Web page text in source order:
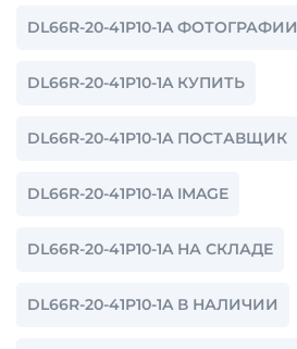
DL66R-20-41P10-1A ФОТОГРАФИИ
DL66R-20-41P10-1A КУПИТЬ
DL66R-20-41P10-1A ПОСТАВЩИК
DL66R-20-41P10-1A IMAGE
DL66R-20-41P10-1A НА СКЛАДЕ
DL66R-20-41P10-1A В НАЛИЧИИ